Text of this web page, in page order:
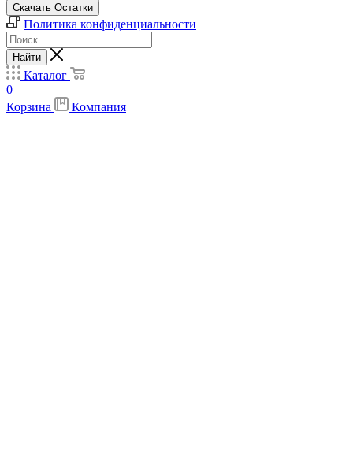
Скачать Остатки
Политика конфиденциальности
Найти
Каталог
0
Корзина
Компания